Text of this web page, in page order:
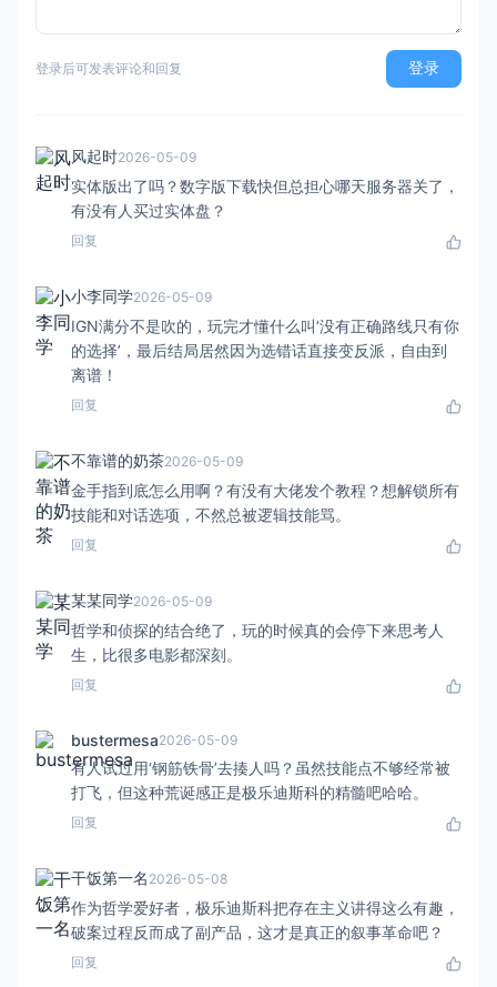
登录后可发表评论和回复 登录
风起时2026-05-09
实体版出了吗？数字版下载快但总担心哪天服务器关了，
有没有人买过实体盘？
回复
小李同学2026-05-09
IGN满分不是吹的，玩完才懂什么叫‘没有正确路线只有你
的选择’，最后结局居然因为选错话直接变反派，自由到
离谱！
回复
不靠谱的奶茶2026-05-09
金手指到底怎么用啊？有没有大佬发个教程？想解锁所有
技能和对话选项，不然总被逻辑技能骂。
回复
某某同学2026-05-09
哲学和侦探的结合绝了，玩的时候真的会停下来思考人
生，比很多电影都深刻。
回复
bustermesa2026-05-09
有人试过用‘钢筋铁骨’去揍人吗？虽然技能点不够经常被
打飞，但这种荒诞感正是极乐迪斯科的精髓吧哈哈。
回复
干饭第一名 2026-05-08
作为哲学爱好者，极乐迪斯科把存在主义讲得这么有趣，
破案过程反而成了副产品，这才是真正的叙事革命吧？
回复